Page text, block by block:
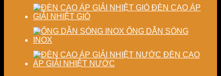
ĐÈN CAO ÁP
GIẢI NHIỆT GIÓ
ỐNG DẪN SÓNG
INOX
ĐÈN CAO
ÁP GIẢI NHIỆT NƯỚC